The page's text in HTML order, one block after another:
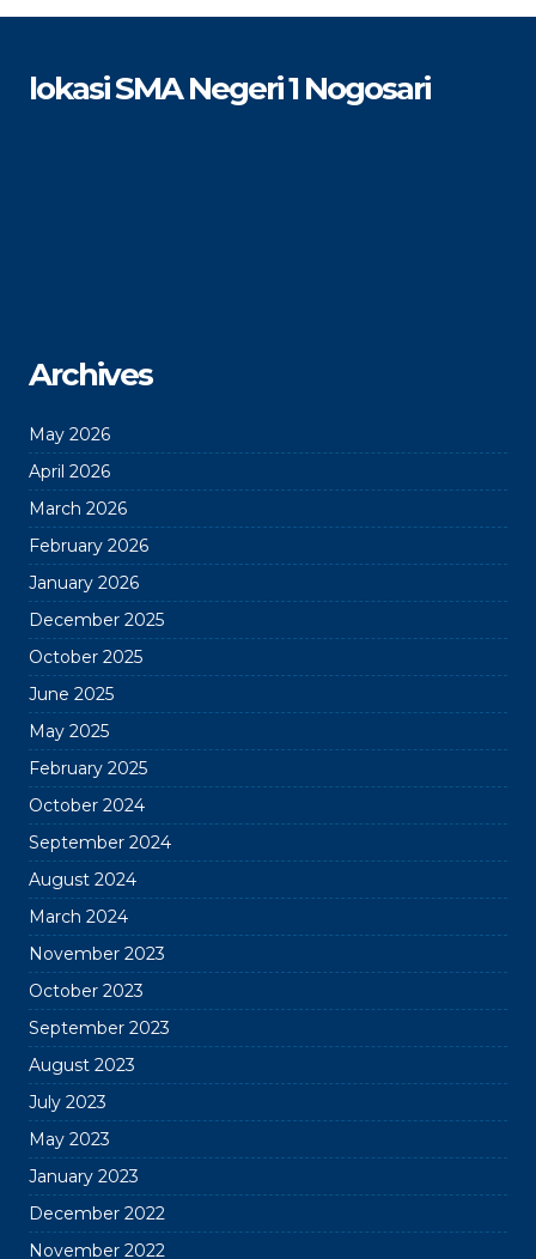
lokasi SMA Negeri 1 Nogosari
Archives
May 2026
April 2026
March 2026
February 2026
January 2026
December 2025
October 2025
June 2025
May 2025
February 2025
October 2024
September 2024
August 2024
March 2024
November 2023
October 2023
September 2023
August 2023
July 2023
May 2023
January 2023
December 2022
November 2022